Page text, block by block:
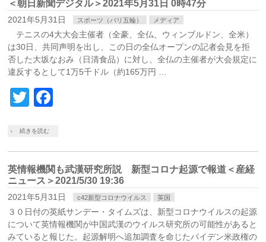
＜朝日新聞デジタル＞2021年5月31日 0時47分
2021年5月31日 スポーツ（パリ五輪） メディア
テニスの4大大会主催者（全豪、全仏、ウィンブルドン、全米）
は30日、共同声明を出し、この日の全仏オープンの記者会見を拒
否した大坂なおみ（日清食品）に対し、全仏の主催者が大会規定に
違反するとして1万5千ドル（約165万円 …
Twitter
続きを読む
英情報機関も武漢研究所説 新型コロナ起源で報道＜産経
ニュース＞2021/5/30 19:36
2021年5月31日 c42新型コロナウイルス 英国
３０日付の英紙サンデー・タイムズは、新型コロナウイルスの起源
について英情報機関が中国武漢のウイルス研究所の可能性があると
みていると報じた。起源解明へ追加調査を命じたバイデン米政権の